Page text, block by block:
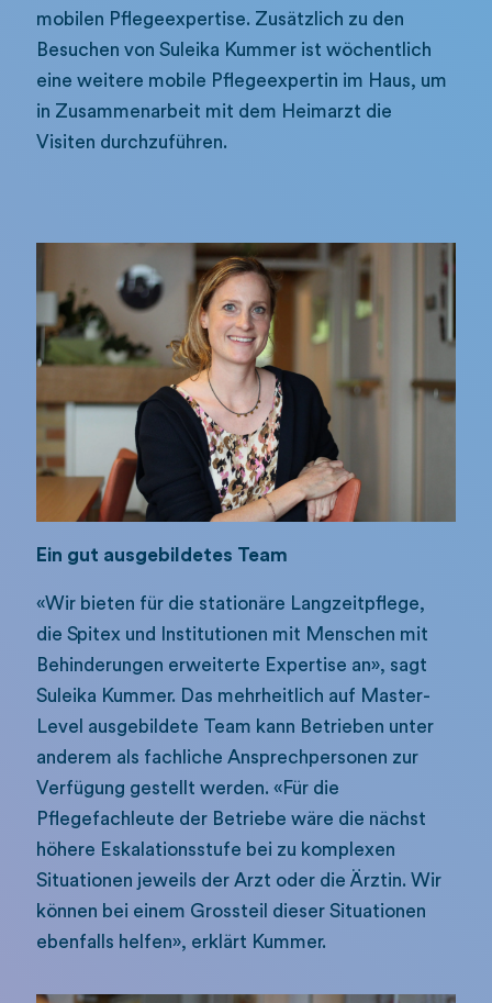
mobilen Pflegeexpertise. Zusätzlich zu den
Besuchen von Suleika Kummer ist wöchentlich
eine weitere mobile Pflegeexpertin im Haus, um
in Zusammenarbeit mit dem Heimarzt die
Visiten durchzuführen.
Ein gut ausgebildetes Team
«Wir bieten für die stationäre Langzeitpflege,
die Spitex und Institutionen mit Menschen mit
Behinderungen erweiterte Expertise an», sagt
Suleika Kummer. Das mehrheitlich auf Master-
Level ausgebildete Team kann Betrieben unter
anderem als fachliche Ansprechpersonen zur
Verfügung gestellt werden. «Für die
Pflegefachleute der Betriebe wäre die nächst
höhere Eskalationsstufe bei zu komplexen
Situationen jeweils der Arzt oder die Ärztin. Wir
können bei einem Grossteil dieser Situationen
ebenfalls helfen», erklärt Kummer.